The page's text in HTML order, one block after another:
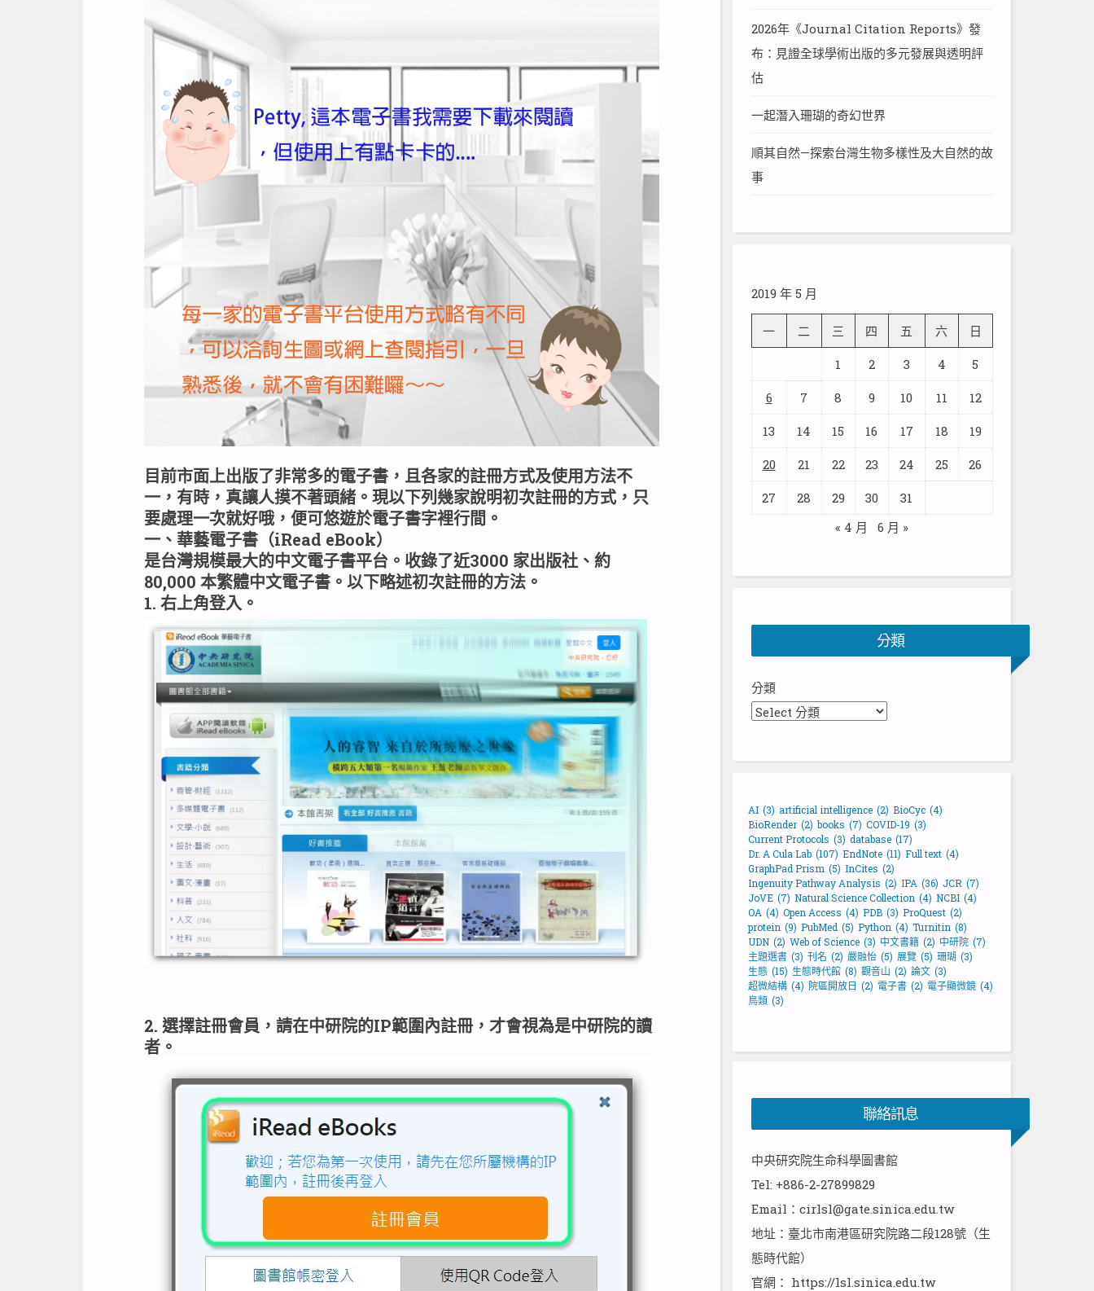
目前市面上出版了非常多的電子書，且各家的註冊方式及使用方法不
一，有時，真讓人摸不著頭緒。現以下列幾家說明初次註冊的方式，只
要處理一次就好哦，便可悠遊於電子書字裡行間。
一、華藝電子書（iRead eBook）
是台灣規模最大的中文電子書平台。收錄了近3000 家出版社、約
80,000 本繁體中文電子書。以下略述初次註冊的方法。
1. 右上角登入。
2. 選擇註冊會員，請在中研院的IP範圍內註冊，才會視為是中研院的讀
者。
2026年《Journal Citation Reports》發
布：見證全球學術出版的多元發展與透明評
估
一起潛入珊瑚的奇幻世界
順其自然—探索台灣生物多樣性及大自然的故
事
2019 年 5 月
一 二 三 四 五 六 日
1 2 3 4 5
6 7 8 9 10 11 12
13 14 15 16 17 18 19
20 21 22 23 24 25 26
27 28 29 30
31
« 4 月
6 月 »
分類
分類
AI (3) artificial intelligence (2) BioCyc (4)
BioRender (2) books (7) COVID-19 (3)
Current Protocols (3) database (17)
Dr. A Cula Lab (107) EndNote (11) Full text (4)
GraphPad Prism (5) InCites (2)
Ingenuity Pathway Analysis (2) IPA (36) JCR (7)
JoVE (7) Natural Science Collection (4) NCBI (4)
OA (4) Open Access (4) PDB (3) ProQuest (2)
protein (9) PubMed (5) Python (4) Turnitin (8)
UDN (2) Web of Science (3) 中文書籍 (2) 中研院 (7)
主題選書 (3) 刊名 (2) 嚴融怡 (5) 展覽 (5) 珊瑚 (3)
生態 (15) 生態時代館 (8) 觀音山 (2) 論文 (3)
超微結構 (4) 院區開放日 (2) 電子書 (2) 電子顯微鏡 (4)
鳥類 (3)
聯絡訊息
中央研究院生命科學圖書館
Tel: +886-2-27899829
Email：cirlsl@gate.sinica.edu.tw
地址：臺北市南港區研究院路二段128號（生
態時代館）
官網： https://lsl.sinica.edu.tw